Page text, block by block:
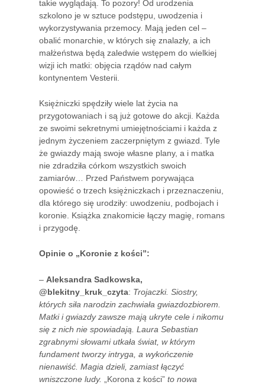
takie wyglądają. To pozory! Od urodzenia
szkolono je w sztuce podstępu, uwodzenia i
wykorzystywania przemocy. Mają jeden cel –
obalić monarchie, w których się znalazły, a ich
małżeństwa będą zaledwie wstępem do wielkiej
wizji ich matki: objęcia rządów nad całym
kontynentem Vesterii.
Księżniczki spędziły wiele lat życia na
przygotowaniach i są już gotowe do akcji. Każda
ze swoimi sekretnymi umiejętnościami i każda z
jednym życzeniem zaczerpniętym z gwiazd. Tyle
że gwiazdy mają swoje własne plany, a i matka
nie zdradziła córkom wszystkich swoich
zamiarów… Przed Państwem porywająca
opowieść o trzech księżniczkach i przeznaczeniu,
dla którego się urodziły: uwodzeniu, podbojach i
koronie. Książka znakomicie łączy magię, romans
i przygodę.
Opinie o „Koronie z kości”:
– Aleksandra Sadkowska,
@blekitny_kruk_czyta: Trojaczki. Siostry,
których siła narodzin zachwiała gwiazdozbiorem.
Matki i gwiazdy zawsze mają ukryte cele i nikomu
się z nich nie spowiadają. Laura Sebastian
zgrabnymi słowami utkała świat, w którym
fundament tworzy intryga, a wykończenie
nienawiść. Magia dzieli, zamiast łączyć
wniszczone ludy.
„Korona z kości” to nowa